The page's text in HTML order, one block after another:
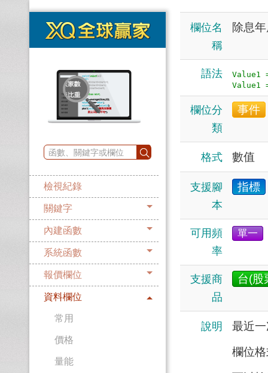
檢視紀錄
關鍵字
內建函數
系統函數
報價欄位
資料欄位
常用
價格
量能
欄位名
稱
除息
語法 Value1
欄位分
類
事件
格式 數值
支援腳
本
指標
可用頻
率
單一
支援商
品
台(股
說明 最近
欄位